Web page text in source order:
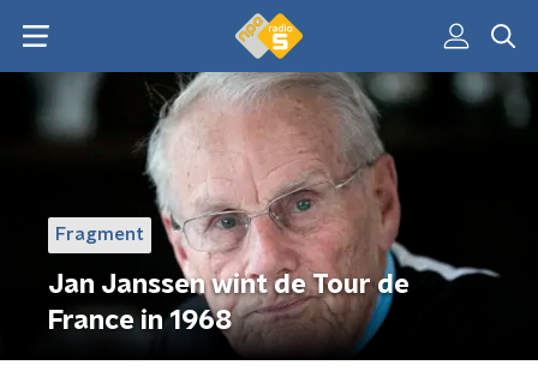
Fragment
Jan Janssen wint de Tour de
France in 1968